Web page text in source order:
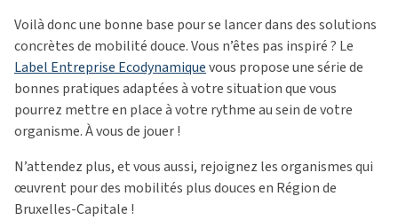
Voilà donc une bonne base pour se lancer dans des solutions
concrètes de mobilité douce. Vous n’êtes pas inspiré ? Le
Label Entreprise Ecodynamiquevous propose une série de
bonnes pratiques adaptées à votre situation que vous
pourrez mettre en place à votre rythme au sein de votre
organisme. À vous de jouer !
N’attendez plus, et vous aussi, rejoignez les organismes qui
œuvrent pour des mobilités plus douces en Région de
Bruxelles-Capitale !